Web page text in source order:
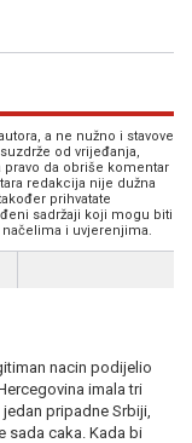
a ne nužno i stavove
od vrijeđanja,
pravo da obriše komentar
redakcija nije dužna
prihvatate
sadržaji koji mogu biti
i uvjerenjima.
nacin podijelio
imala tri
pripadne Srbiji,
sada caka. Kada bi